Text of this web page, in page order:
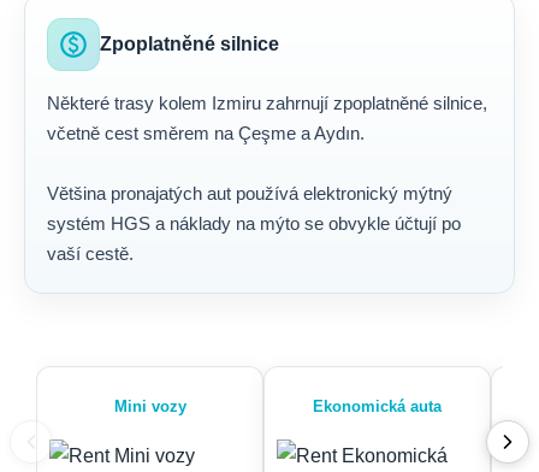
paid Zpoplatněné silnice
Některé trasy kolem Izmiru zahrnují zpoplatněné silnice,
včetně cest směrem na Çeşme a Aydın.
Většina pronajatých aut používá elektronický mýtný
systém HGS a náklady na mýto se obvykle účtují po
vaší cestě.
Mini vozy Ekonomická auta